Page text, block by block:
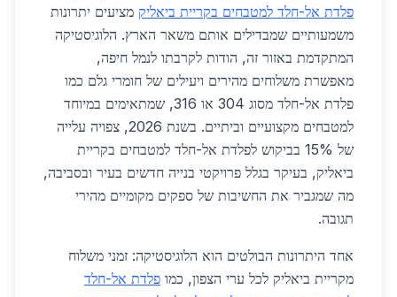
פלדת אל-חלד למטבחים בקריית ביאליק מציעים יתרונות
משמעותיים שמבדילים אותם משאר הארץ. הלוגיסטיקה
המתקדמת באזור זה, הודות לקרבתו לנמל חיפה,
מאפשרת משלוחים מהירים ויעילים של חומרי גלם כמו
פלדת אל-חלד מסוג 304 או 316, שמתאימים במיוחד
למטבחים מקצועיים וביתיים. בשנת 2026, צפויה עלייה
של 15% בביקוש לפלדת אל-חלד למטבחים בקריית
ביאליק, בעיקר בגלל פרויקטי בנייה חדשים בעיר ובסביבה,
מה שמגביר את החשיבות של ספקים מקומיים מהירי
תגובה.
אחד היתרונות הבולטים הוא הלוגיסטיקה: זמני משלוח
מקריית ביאליק לכל ערי הצפון, כמו פלדת אל-חלד